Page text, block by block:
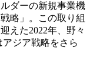
ダーの新規事業機
略」。この取り組
えた2022年、野々
ジア戦略をさら